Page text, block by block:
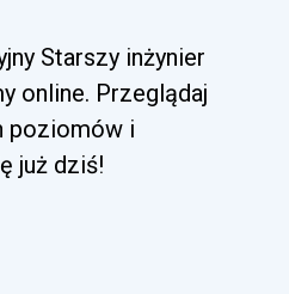
Starszy inżynier
online. Przeglądaj
poziomów i
już dziś!